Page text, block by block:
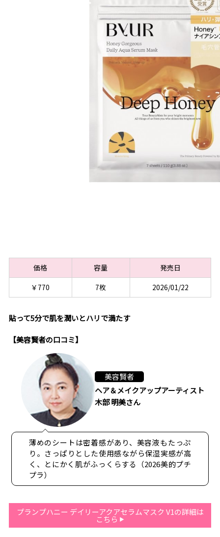
価格 容量
発売日
￥770
7枚 2026/01/22
貼って5分で肌を潤いとハリで満たす
【美容賢者の口コミ】
美容賢者
ヘア＆メイクアップアーティスト
木部 明美さん
薄めのシートは密着感があり、美容液もたっぷ
り。さっぱりとした使用感ながら保湿実感が高
く、とにかく肌がふっくらする（2026美的プチ
プラ）
プランプハニー デイリーアクアセラムマスク V1の詳細は
こちら